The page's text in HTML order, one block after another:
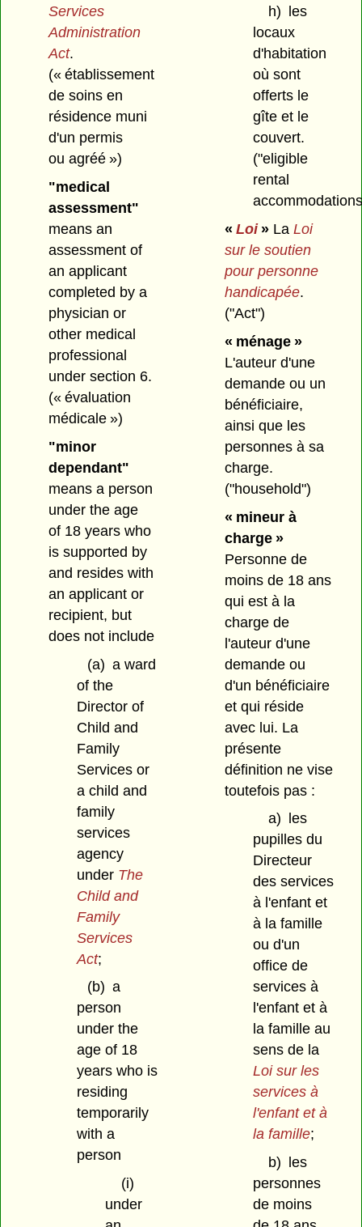
Services
Administration
Act.
(« établissement
de soins en
résidence muni
d'un permis
ou agréé »)
"medical
assessment"
means an
assessment of
an applicant
completed by a
physician or
other medical
professional
under section 6.
(« évaluation
médicale »)
"minor
dependant"
means a person
under the age
of 18 years who
is supported by
and resides with
an applicant or
recipient, but
does not include
(a) a ward
of the
Director of
Child and
Family
Services or
a child and
family
services
agency
under The
Child and
Family
Services
Act;
(b) a
person
under the
age of 18
years who is
residing
temporarily
with a
person
(i)
under
h)
les
locaux
d'habitation
où sont
offerts le
gîte et le
couvert.
("eligible
rental
« Loi»La Loi
sur le soutien
pour personne
handicapée.
("Act")
« ménage »
L'auteur d'une
demande ou un
bénéficiaire,
ainsi que les
personnes à sa
charge.
("household")
« mineur à
charge »
Personne de
moins de 18 ans
qui est à la
charge de
l'auteur d'une
demande ou
d'un bénéficiaire
et qui réside
avec lui. La
présente
définition ne vise
toutefois pas :
a)
les
pupilles du
Directeur
des services
à l'enfant et
à la famille
ou d'un
office de
services à
l'enfant et à
la famille au
sens de la
Loi sur les
services à
l'enfant et à
la famille;
b)
les
personnes
de moins